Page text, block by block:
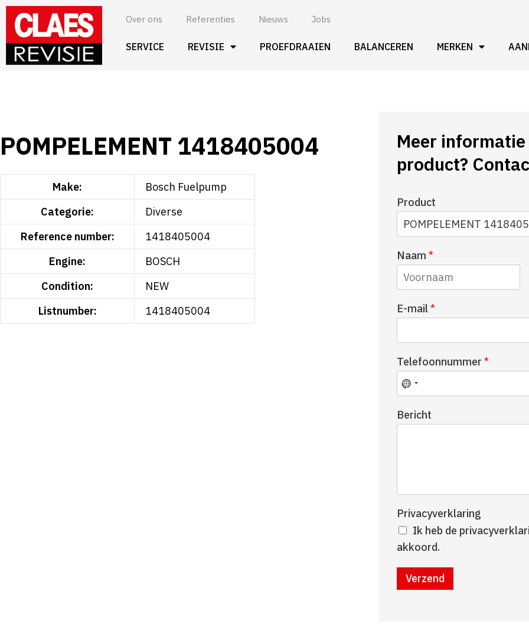
Spring
naar
de
inhoud
Over ons Referenties Nieuws Jobs
SERVICE REVISIE PROEFDRAAIEN BALANCEREN MERKEN
POMPELEMENT 1418405004
Make:
Bosch Fuelpump
Categorie:
Diverse
Reference number:
1418405004
Engine:
BOSCH
Condition:
NEW
Listnumber:
1418405004
Meer
product?
Product
Naam *
o
a
m
E-mail*
Telefoonnummer *
Bericht
Privacyverklaring
Ik heb de
akkoord.
Verzend